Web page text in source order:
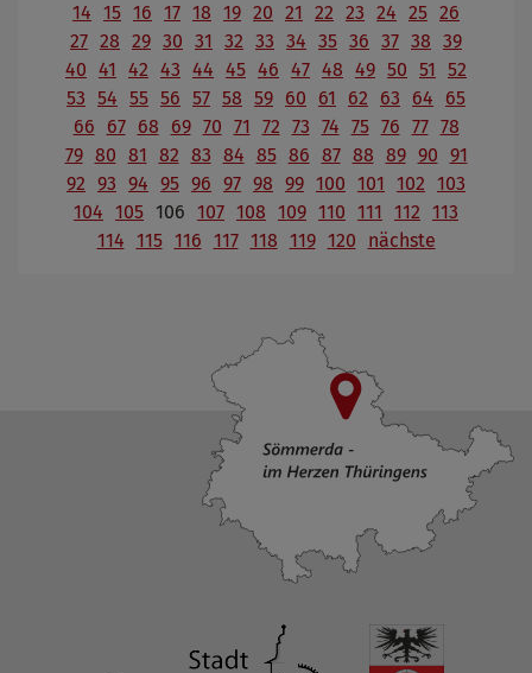
14 15 16 17 18 19 20 21 22 23 24 25 26
27 28 29 30 31 32 33 34 35 36 37 38 39
40 41 42 43 44 45 46 47 48 49 50 51
52
53 54 55 56 57 58 59 60 61 62 63 64
65
66
67 68 69 70 71 72 73 74 75 76 77 78
79 80 81 82 83 84 85 86 87 88 89 90 91
92 93 94 95 96 97 98 99 100 101 102 103
104 105 106 107 108 109 110 111 112 113
114 115 116 117 118 119 120 nächste